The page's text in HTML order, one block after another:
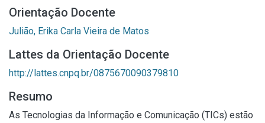
Orientação Docente
Julião, Erika Carla Vieira de Matos
Lattes da Orientação Docente
http://lattes.cnpq.br/0875670090379810
Resumo
As Tecnologias da Informação e Comunicação (TICs) estão